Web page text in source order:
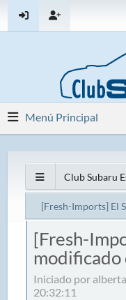
Menú Principal
Club Subaru
[Fresh-Imports] El
[Fresh-
Iniciado por
20:32:11